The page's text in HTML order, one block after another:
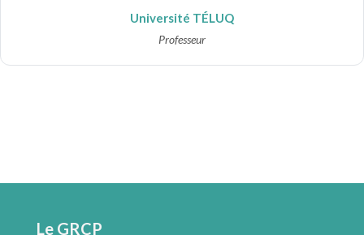
Université TÉLUQ
Professeur
Le GRCP